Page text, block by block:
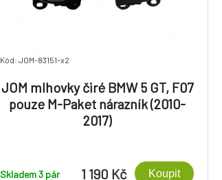
Kód: JOM-83151-x2
JOM mlhovky čiré BMW 5 GT, F07
pouze M-Paket nárazník (2010-
2017)
Skladem 3 pár 1 190 Kč Koupit